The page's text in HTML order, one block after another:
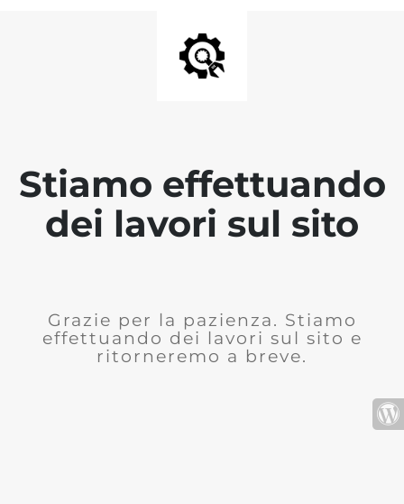
Stiamo effettuando
dei lavori sul sito
Grazie per la pazienza. Stiamo
effettuando dei lavori sul sito e
ritorneremo a breve.